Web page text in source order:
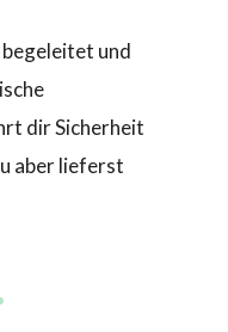
und
dir Sicherheit
aber lieferst